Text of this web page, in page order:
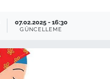
07.02.2025 - 16:30
GÜNCELLEME